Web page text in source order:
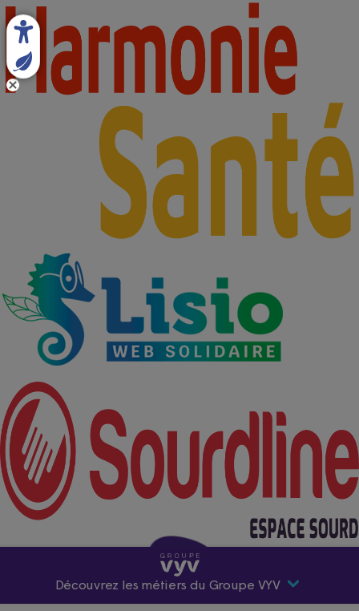
légaux
Footer
-
Partenaires
Découvrez les métiers du Groupe VYV